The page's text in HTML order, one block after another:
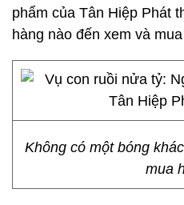
phẩm của Tân Hiệp Phát
hàng nào đến xem và
Không có một bóng
mua